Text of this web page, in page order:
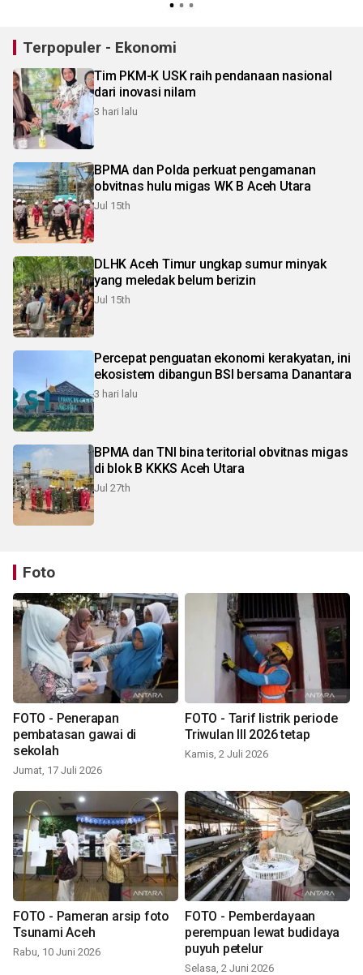
Terpopuler - Ekonomi
Tim PKM-K USK raih pendanaan nasional
dari inovasi nilam
3 hari lalu
BPMA dan Polda perkuat pengamanan
obvitnas hulu migas WK B Aceh Utara
Jul 15th
DLHK Aceh Timur ungkap sumur minyak
yang meledak belum berizin
Jul 15th
Percepat penguatan ekonomi kerakyatan, ini
ekosistem dibangun BSI bersama Danantara
3 hari lalu
BPMA dan TNI bina teritorial obvitnas migas
di blok B KKKS Aceh Utara
Jul 27th
Foto
FOTO - Penerapan
pembatasan gawai di
sekolah
Jumat, 17 Juli 2026
FOTO - Tarif listrik periode
Triwulan III 2026 tetap
Kamis, 2 Juli 2026
FOTO - Pameran arsip foto
Tsunami Aceh
Rabu, 10 Juni 2026
FOTO - Pemberdayaan
perempuan lewat budidaya
puyuh petelur
Selasa, 2 Juni 2026